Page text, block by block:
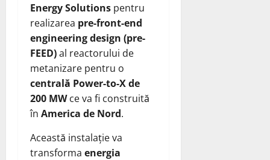
Energy Solutions pentru
realizarea pre-front-end
engineering design (pre-
FEED)al reactorului de
metanizare pentru o
centrală Power-to-X de
200 MWce va fi construită
în America de Nord.
Această instalație va
transforma energia